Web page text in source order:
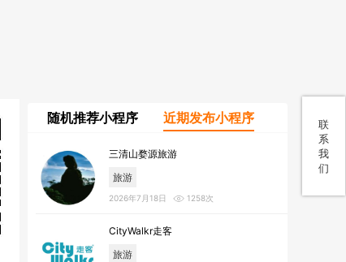
联
系
我
们
随机推荐小程序 近期发布小程序
三清山婺源旅游
旅游
2026年7月18日 1258次
CityWalkr走客
旅游